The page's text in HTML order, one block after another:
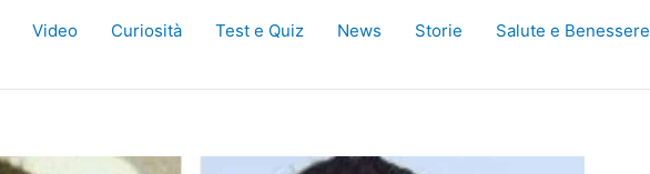
Video Curiosità Test e Quiz News Storie Salute e Benessere